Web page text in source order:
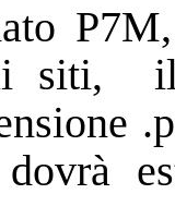
P7M,
siti, il